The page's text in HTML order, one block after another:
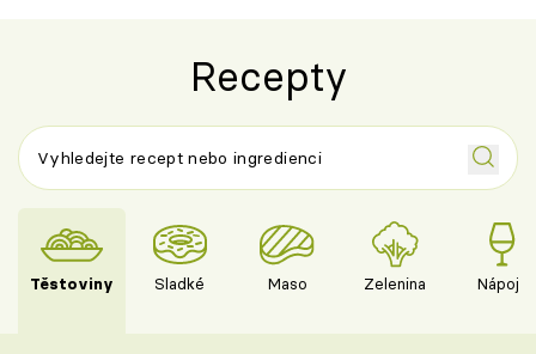
Recepty
Těstoviny Sladké Maso Zelenina Nápoje